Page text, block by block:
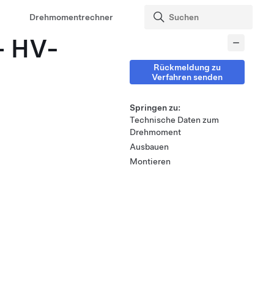
Drehmomentrechner
HV-
Rückmeldung zu
Verfahren senden
Springen zu:
Technische Daten zum
Drehmoment
Ausbauen
Montieren